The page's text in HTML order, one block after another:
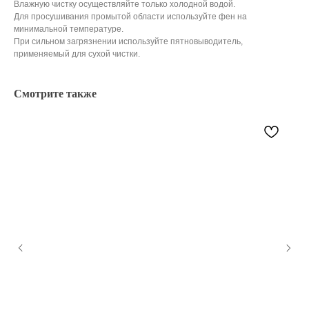
Влажную чистку осуществляйте только холодной водой.
Для просушивания промытой области используйте фен на
минимальной температуре.
При сильном загрязнении используйте пятновыводитель,
применяемый для сухой чистки.
Смотрите также